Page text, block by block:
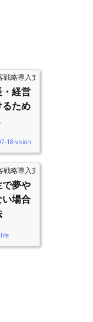
略導入支援のアップスタ
・経営
ため
18-vision
ロナことチャイ
合わせくださ
。※当面の間，
んにちは。アップ
「ひで」さん
飯
略導入支援のアップスタ
で夢や
場合
ロナことチャイ
は別の価格帯
表，経営軍師